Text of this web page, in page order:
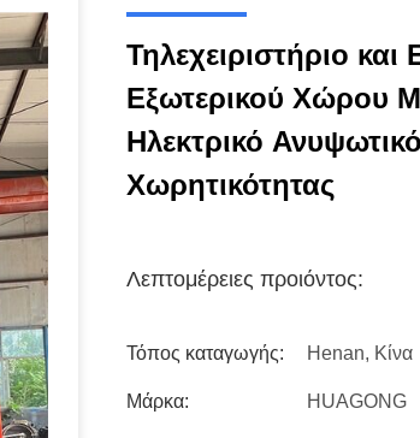
Τηλεχειριστήριο
Εξωτερικού Χώρου
Ηλεκτρικό
Χωρητικότητας
Λεπτομέρειες προιόντος:
Τόπος καταγωγής: Henan, Κίνα
Μάρκα: HUAGONG